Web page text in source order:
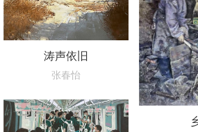
涛声依旧
张春怡